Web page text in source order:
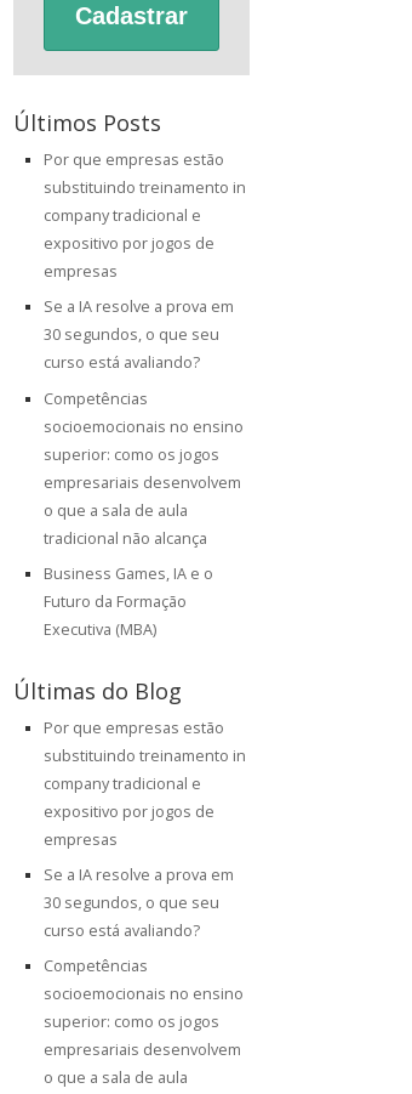
Cadastrar
Últimos Posts
Por que empresas estão
substituindo treinamento in
company tradicional e
expositivo por jogos de
empresas
Se a IA resolve a prova em
30 segundos, o que seu
curso está avaliando?
Competências
socioemocionais no ensino
superior: como os jogos
empresariais desenvolvem
o que a sala de aula
tradicional não alcança
Business Games, IA e o
Futuro da Formação
Executiva (MBA)
Últimas do Blog
Por que empresas estão
substituindo treinamento in
company tradicional e
expositivo por jogos de
empresas
Se a IA resolve a prova em
30 segundos, o que seu
curso está avaliando?
Competências
socioemocionais no ensino
superior: como os jogos
empresariais desenvolvem
o que a sala de aula